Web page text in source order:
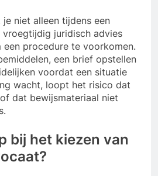
niet alleen tijdens een
vroegtijdig juridisch advies
een procedure te voorkomen.
een brief opstellen
voordat een situatie
wacht, loopt het risico dat
dat bewijsmateriaal niet
bij het kiezen van